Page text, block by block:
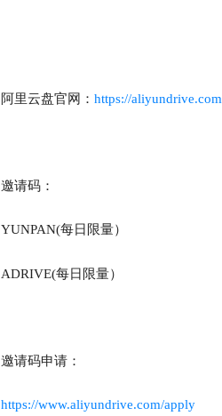
阿里云盘官网： https://aliyundrive.com
邀请码：
YUNPAN(每日限量）
ADRIVE(每日限量）
邀请码申请：
https://www.aliyundrive.com/apply